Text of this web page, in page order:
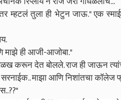
म्हटलं तुला ही भेटुन जाऊ." एक
माझे ही आजी-आजोबा."
करून देत बोलले. राज ही जाऊन
माझा आणि निशांतचा कॉलेज